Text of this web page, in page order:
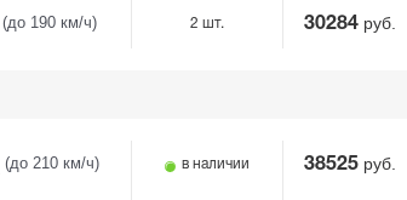
(до 190 км/ч) 2 шт. 30284 руб.
(до 210 км/ч) в наличии 38525 руб.